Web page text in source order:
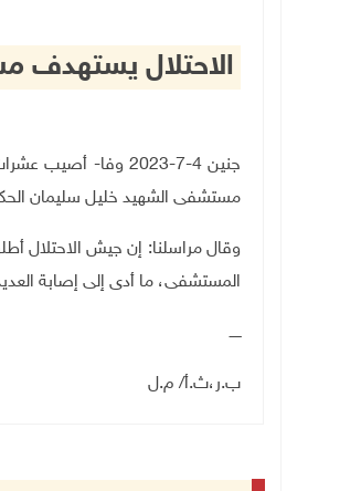
الاحتلال يستهدف
جنين 4-7-2023 وفا-
مستشفى الشهيد خليل سليمان
وقال مراسلنا: إن جيش الاحتلال
المستشفى، ما أدى إلى إصابة
ـــــ
ب.ر،ث.أ/ م.ل